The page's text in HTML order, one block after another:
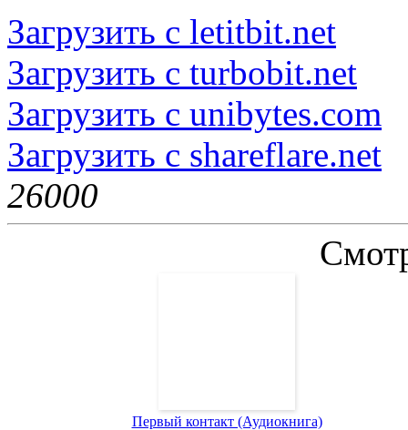
Загрузить с letitbit.net
Загрузить с turbobit.net
Загрузить с unibytes.com
Загрузить с shareflare.net
26000
Первый контакт (Аудиокнига)